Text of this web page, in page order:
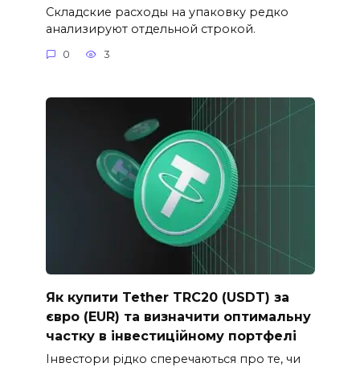
Складские расходы на упаковку редко
анализируют отдельной строкой.
0 3
Як купити Tether TRC20 (USDT) за
євро (EUR) та визначити оптимальну
частку в інвестиційному портфелі
Інвестори рідко сперечаються про те, чи